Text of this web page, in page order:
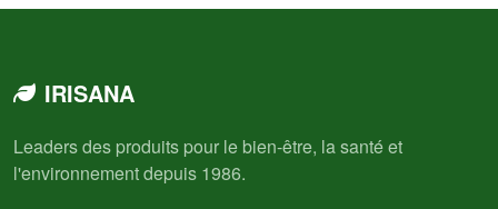
IRISANA
Leaders des produits pour le bien-être, la santé et
l'environnement depuis 1986.